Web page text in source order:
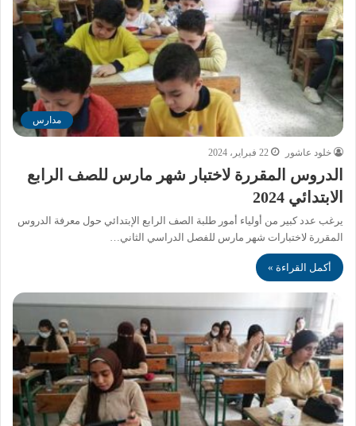
مدارس
خلود عاشور 22 فبراير، 2024
الدروس المقررة لاختبار شهر مارس للصف الرابع
الابتدائي 2024
يرغب عدد كبير من أولياء أمور طلبة الصف الرابع الإبتدائي حول معرفة الدروس
المقررة لاختبارات شهر مارس للفصل الدراسي الثاني…
أكمل القراءة »